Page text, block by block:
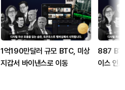
1억190만달러 규모 BTC, 미상
지갑서 바이낸스로 이동
887
이스 인